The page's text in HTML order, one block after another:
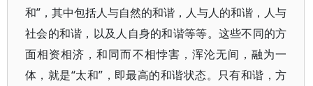
和”，其中包括人与自然的和谐，人与人的和谐，人与
社会的和谐，以及人自身的和谐等等。这些不同的方
面相资相济，和同而不相悖害，浑沦无间，融为一
体，就是“太和”，即最高的和谐状态。只有和谐，方